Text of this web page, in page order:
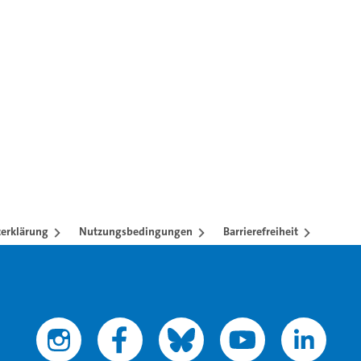
mit TAB-Taste.
Nutzungsbedingungen Barrierefreiheit